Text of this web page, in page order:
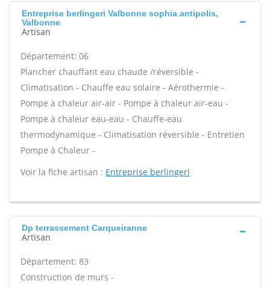
Entreprise berlingeri Valbonne sophia antipolis,
Valbonne
Artisan
Département: 06
Plancher chauffant eau chaude /réversible -
Climatisation - Chauffe eau solaire - Aérothermie -
Pompe à chaleur air-air - Pompe à chaleur air-eau -
Pompe à chaleur eau-eau - Chauffe-eau
thermodynamique - Climatisation réversible - Entretien
Pompe à Chaleur -
Voir la fiche artisan : Entreprise berlingeri
Dp terrassement Carqueiranne
Artisan
Département: 83
Construction de murs -